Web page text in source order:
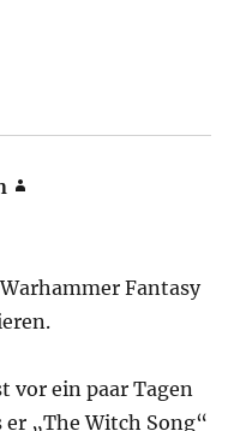
Fantasy
vor ein paar Tagen
er „The Witch Song“